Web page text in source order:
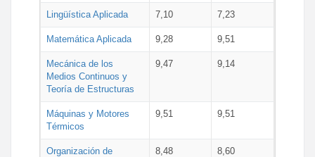
Lingüística Aplicada 7,10 7,23
Matemática Aplicada 9,28 9,51
Mecánica de los
Medios Continuos y
Teoría de Estructuras
9,47 9,14
Máquinas y Motores
Térmicos
9,51 9,51
Organización de
8,48 8,60